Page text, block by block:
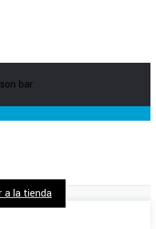
bar
a la tienda